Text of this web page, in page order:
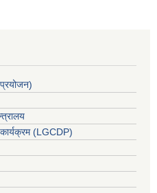
(LGCDP)